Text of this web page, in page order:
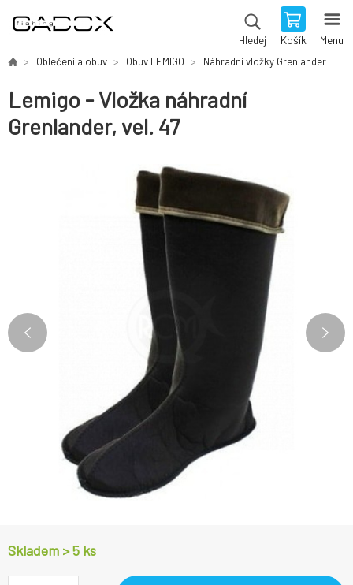
Hledej Košík Menu
Oblečení a obuv Obuv LEMIGO Náhradní vložky Grenlander
Lemigo - Vložka náhradní
Grenlander, vel. 47
Skladem > 5 ks